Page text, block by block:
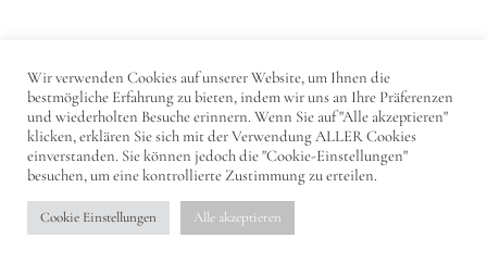
© 2023 - DearTrier
IMPRESSUM
DATENSCHUTZERKLÄRUNG
KONTAKT
Wir verwenden Cookies auf unserer Website, um Ihnen die
bestmögliche Erfahrung zu bieten, indem wir uns an Ihre Präferenzen
und wiederholten Besuche erinnern. Wenn Sie auf "Alle akzeptieren"
klicken, erklären Sie sich mit der Verwendung ALLER Cookies
einverstanden. Sie können jedoch die "Cookie-Einstellungen"
besuchen, um eine kontrollierte Zustimmung zu erteilen.
Cookie Einstellungen Alle akzeptieren